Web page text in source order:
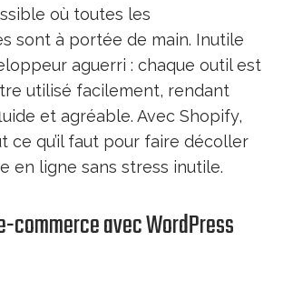
où toutes les
sont à portée de main. Inutile
aguerri : chaque outil est
utilisé facilement, rendant
et agréable. Avec Shopify,
ce qu’il faut pour faire décoller
en ligne sans stress inutile.
commerce avec WordPress